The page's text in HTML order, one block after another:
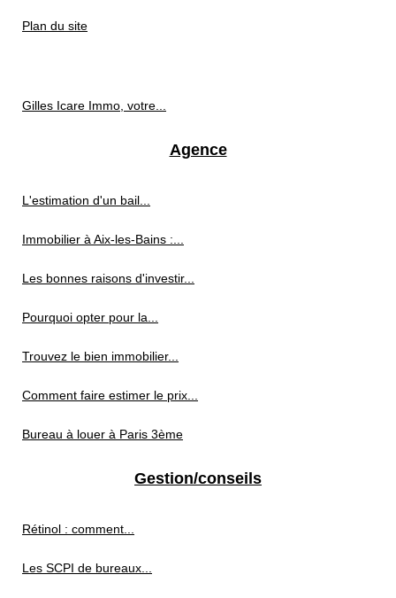
Plan du site
Gilles Icare Immo, votre...
Agence
L'estimation d'un bail...
Immobilier à Aix-les-Bains :...
Les bonnes raisons d'investir...
Pourquoi opter pour la...
Trouvez le bien immobilier...
Comment faire estimer le prix...
Bureau à louer à Paris 3ème
Gestion/conseils
Rétinol : comment...
Les SCPI de bureaux...